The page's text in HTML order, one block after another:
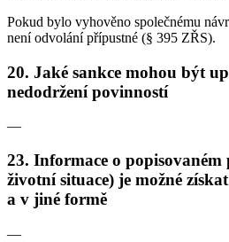
Pokud bylo vyhověno společnému
není odvolání přípustné (§ 395 ZŘS).
20. Jaké sankce mohou být
nedodržení povinností
—
23. Informace o popisovaném
životní situace) je možné
a v jiné formě
—